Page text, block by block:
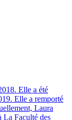
Elle a été
Elle a remporté
Laura
La Faculté des